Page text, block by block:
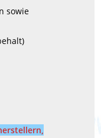
sowie